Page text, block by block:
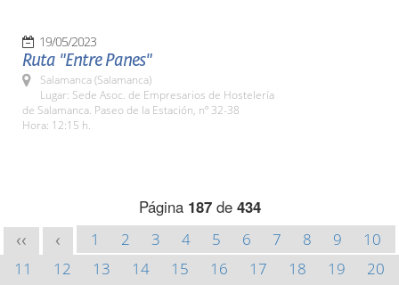
19/05/2023
Ruta "Entre Panes"
Salamanca (Salamanca)
Lugar: Sede Asoc. de Empresarios de Hostelería
de Salamanca. Paseo de la Estación, nº 32-38
Hora: 12:15 h.
Página 187de 434
<< < 1 2 3 4 5 6 7 8 9
10
11
12 13 14 15 16 17 18 19
20